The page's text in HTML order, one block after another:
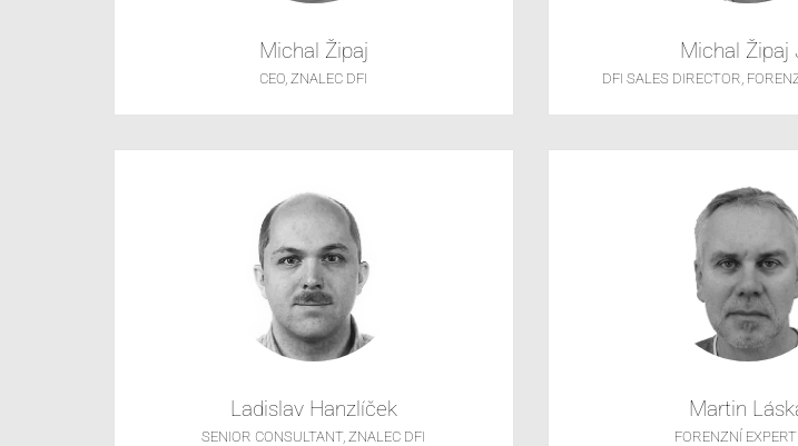
Michal Žipaj
CEO, ZNALEC DFI
Michal Žipaj
DFI SALES DIRECTOR,
Ladislav Hanzlíček
SENIOR CONSULTANT, ZNALEC DFI
Martin
FORENZNÍ